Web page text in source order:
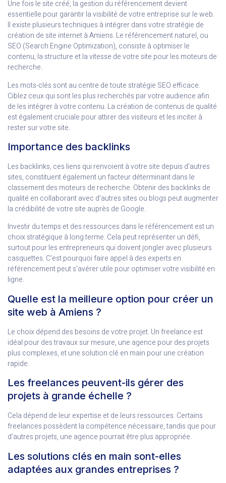
Une fois le site créé, la gestion du référencement devient
essentielle pour garantir la visibilité de votre entreprise sur le web.
Il existe plusieurs techniques à intégrer dans votre stratégie de
création de site internet à Amiens. Le référencement naturel, ou
SEO (Search Engine Optimization), consiste à optimiser le
contenu, la structure et la vitesse de votre site pour les moteurs de
recherche.
Les mots-clés sont au centre de toute stratégie SEO efficace.
Ciblez ceux qui sont les plus recherchés par votre audience afin
de les intégrer à votre contenu. La création de contenus de qualité
est également cruciale pour attirer des visiteurs et les inciter à
rester sur votre site.
Importance des backlinks
Les backlinks, ces liens qui renvoient à votre site depuis d’autres
sites, constituent également un facteur déterminant dans le
classement des moteurs de recherche. Obtenir des backlinks de
qualité en collaborant avec d’autres sites ou blogs peut augmenter
la crédibilité de votre site auprès de Google.
Investir du temps et des ressources dans le référencement est un
choix stratégique à long terme. Cela peut représenter un défi,
surtout pour les entrepreneurs qui doivent jongler avec plusieurs
casquettes. C’est pourquoi faire appel à des experts en
référencement peut s’avérer utile pour optimiser votre visibilité en
ligne.
Quelle est la meilleure option pour créer un
site web à Amiens ?
Le choix dépend des besoins de votre projet. Un freelance est
idéal pour des travaux sur mesure, une agence pour des projets
plus complexes, et une solution clé en main pour une création
rapide.
Les freelances peuvent-ils gérer des
projets à grande échelle ?
Cela dépend de leur expertise et de leurs ressources. Certains
freelances possèdent la compétence nécessaire, tandis que pour
d’autres projets, une agence pourrait être plus appropriée.
Les solutions clés en main sont-elles
adaptées aux grandes entreprises ?